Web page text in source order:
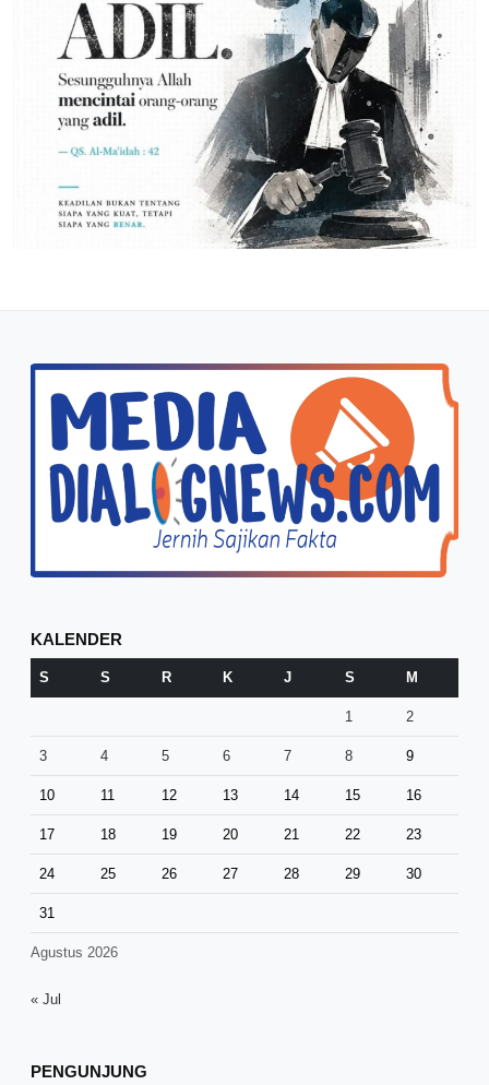
KALENDER
Agustus 2026
S S R K J S M
1 2
3 4 5 6 7 8 9
10 11 12 13 14 15 16
17 18 19 20 21 22 23
24 25 26 27 28 29 30
31
« Jul
PENGUNJUNG